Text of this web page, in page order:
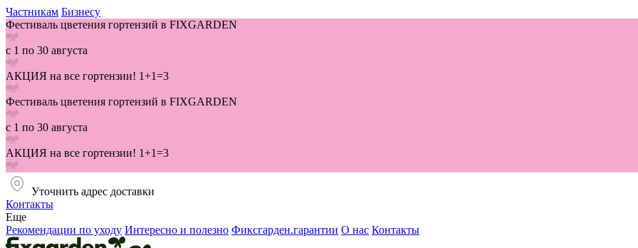
Частникам Бизнесу
Фестиваль цветения гортензий в FIXGARDEN
с 1 по 30 августа
АКЦИЯ на все гортензии! 1+1=3
Фестиваль цветения гортензий в FIXGARDEN
с 1 по 30 августа
АКЦИЯ на все гортензии! 1+1=3
Уточнить адрес доставки
Контакты
Еще
Рекомендации по уходу Интересно и полезно Фиксгарден.гарантии О нас Контакты